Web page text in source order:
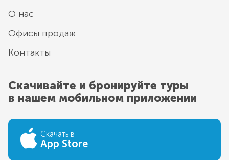
О нас
Офисы продаж
Контакты
Скачивайте и бронируйте туры
в нашем мобильном приложении
Скачать в
App Store